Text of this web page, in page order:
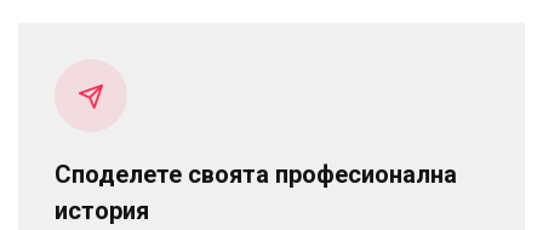
Споделете своята професионална
история